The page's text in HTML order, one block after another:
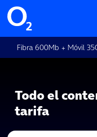
Fibra 600Mb + Móvil
Todo el
tarifa